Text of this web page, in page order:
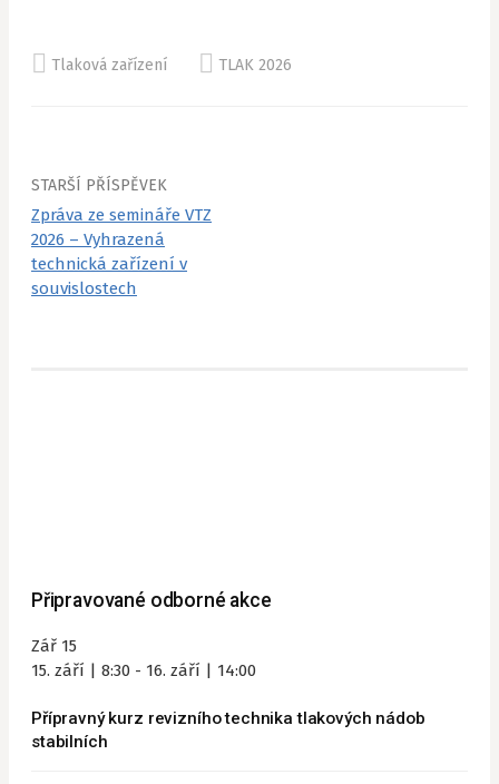
Tlaková zařízení TLAK 2026
Navigace
pro
příspěvky
STARŠÍ PŘÍSPĚVEK
Zpráva ze semináře VTZ
2026 – Vyhrazená
technická zařízení v
souvislostech
Připravované odborné akce
Zář 15
15. září | 8:30 - 16. září | 14:00
Přípravný kurz revizního technika tlakových nádob
stabilních